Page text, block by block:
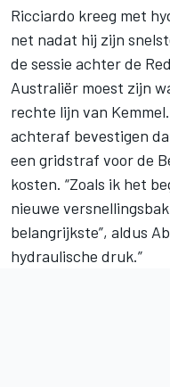
Ricciardo kreeg met
net nadat hij zijn
de sessie achter de
Australiër moest zijn
rechte lijn van
achteraf bevestigen
een gridstraf voor de
kosten. “Zoals ik het
nieuwe
belangrijkste”, aldus
hydraulische druk.”